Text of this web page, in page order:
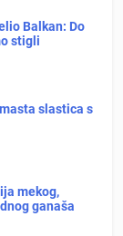
Balkan: Do
stigli
slastica s
mekog,
ganaša